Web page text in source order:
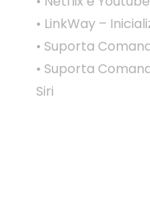
• LinkWay –
• Suporta
• Suporta
Siri